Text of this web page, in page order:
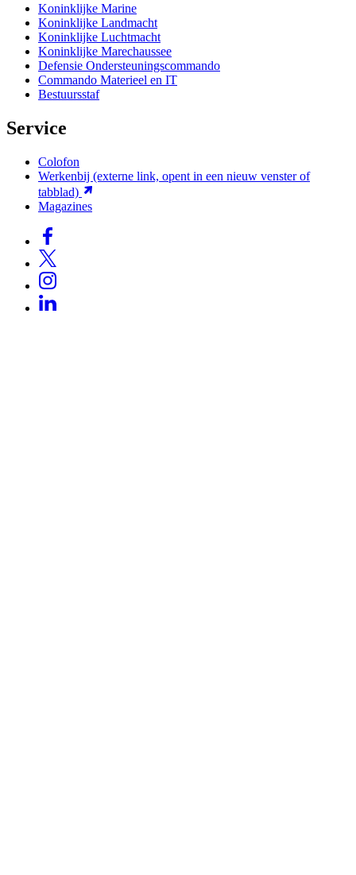
Koninklijke Marine
Koninklijke Landmacht
Koninklijke Luchtmacht
Koninklijke Marechaussee
Defensie Ondersteuningscommando
Commando Materieel en IT
Bestuursstaf
Service
Colofon
Werkenbij (externe link, opent in een nieuw venster of
tabblad)
Magazines